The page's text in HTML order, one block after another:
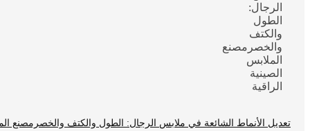
تعديل الأنماط الشائعة في ملابس الرجال: الطول والكتف والخصرمصنع